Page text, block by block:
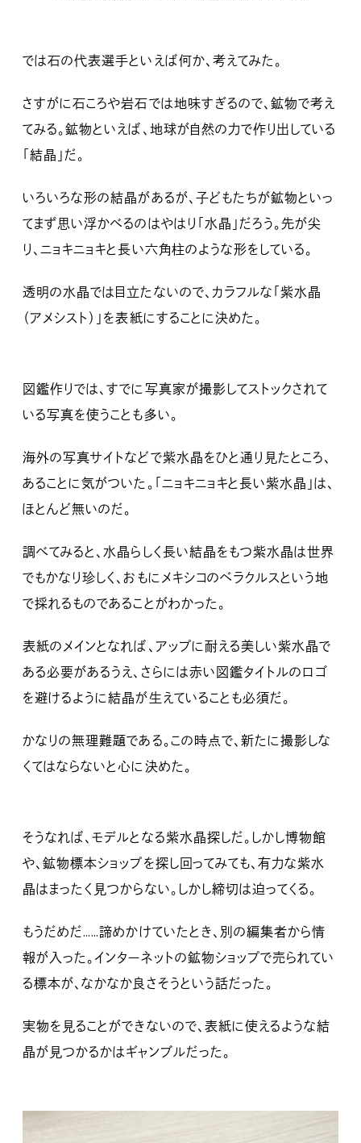
では石の代表選手といえば何か、考えてみた。
さすがに石ころや岩石では地味すぎるので、鉱物で考え
てみる。鉱物といえば、地球が自然の力で作り出している
「結晶」だ。
いろいろな形の結晶があるが、子どもたちが鉱物といっ
てまず思い浮かべるのはやはり「水晶」だろう。先が尖
り、ニョキニョキと長い六角柱のような形をしている。
透明の水晶では目立たないので、カラフルな「紫水晶
（アメシスト）」を表紙にすることに決めた。
図鑑作りでは、すでに写真家が撮影してストックされて
いる写真を使うことも多い。
海外の写真サイトなどで紫水晶をひと通り見たところ、
あることに気がついた。「ニョキニョキと長い紫水晶」は、
ほとんど無いのだ。
調べてみると、水晶らしく長い結晶をもつ紫水晶は世界
でもかなり珍しく、おもにメキシコのベラクルスという地
で採れるものであることがわかった。
表紙のメインとなれば、アップに耐える美しい紫水晶で
ある必要があるうえ、さらには赤い図鑑タイトルのロゴ
を避けるように結晶が生えていることも必須だ。
かなりの無理難題である。この時点で、新たに撮影しな
くてはならないと心に決めた。
そうなれば、モデルとなる紫水晶探しだ。しかし博物館
や、鉱物標本ショップを探し回ってみても、有力な紫水
晶はまったく見つからない。しかし締切は迫ってくる。
もうだめだ……諦めかけていたとき、別の編集者から情
報が入った。インターネットの鉱物ショップで売られてい
る標本が、なかなか良さそうという話だった。
実物を見ることができないので、表紙に使えるような結
晶が見つかるかはギャンブルだった。